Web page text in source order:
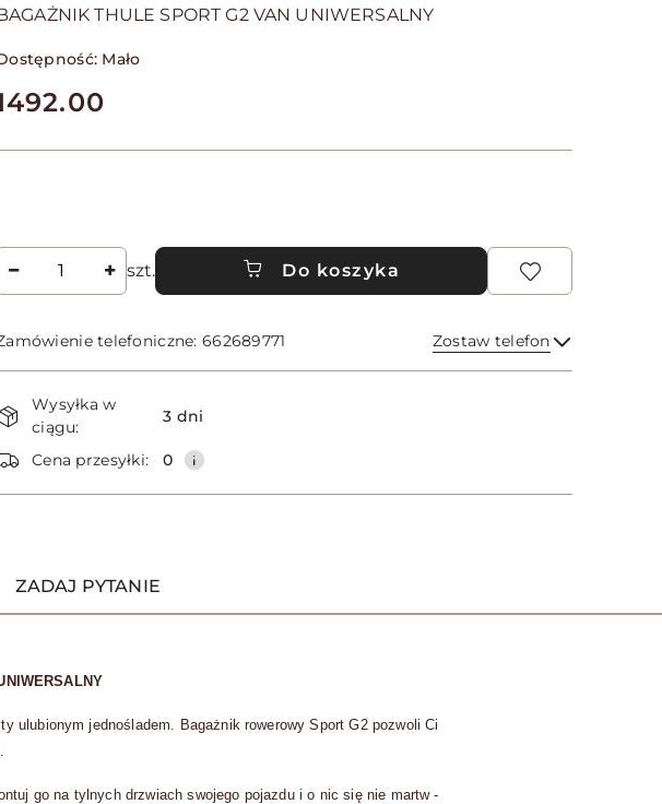
THULE SPORT G2 VAN UNIWERSALNY
Mało
szt. Do koszyka
telefoniczne: 662689771 Zostaw telefon
Wyślij
Dostępność
i
Wysyłka w
ciągu:
3 dni
Cena przesyłki: 0
ZADAJ PYTANIE
ulubionym jednośladem. Bagażnik rowerowy Sport G2 pozwoli Ci
go na tylnych drzwiach swojego pojazdu i o nic się nie martw -